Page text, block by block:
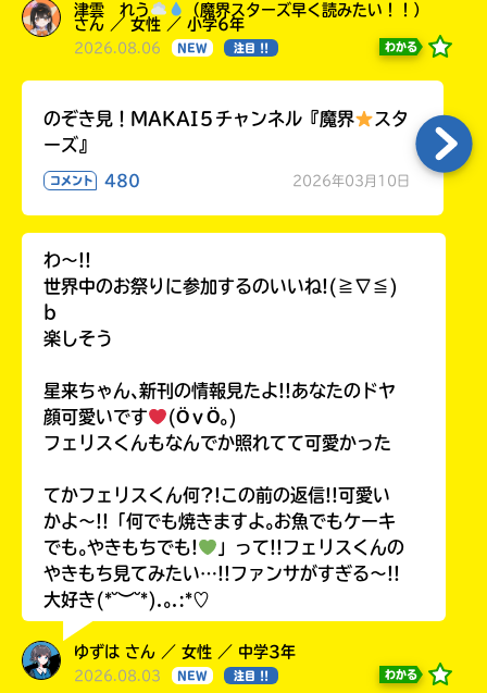
津雲 れう
（魔界スターズ早く読みたい！！）
さん ／ 女性 ／ 小学6年
2026.08.06 NEW 注目 !! わかる
のぞき見！MAKAI５チャンネル『魔界
スタ
ーズ』
コメント 480 2026年03月10日
わ〜!!
世界中のお祭りに参加するのいいね!(≧∇≦)
b
楽しそう
星来ちゃん､新刊の情報見たよ!!あなたのドヤ
顔可愛いです
(ӦｖӦ｡)
フェリスくんもなんでか照れてて可愛かった
てかフェリスくん何?!この前の返信!!可愛い
かよ〜!!「何でも焼きますよ｡お魚でもケーキ
でも｡やきもちでも!
」って!!フェリスくんの
やきもち見てみたい…!!ファンサがすぎる〜!!
大好き(*˘︶˘*).｡.:*♡
ゆずは さん ／ 女性 ／ 中学3年
2026.08.03 NEW 注目 !! わかる